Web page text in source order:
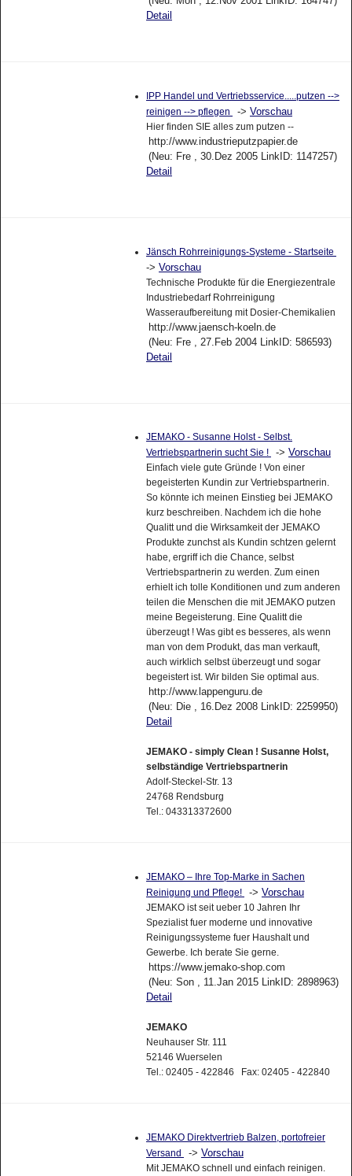
Detail
IPP Handel und Vertriebsservice.....putzen -->
reinigen --> pflegen
-> Vorschau
Hier finden SIE alles zum putzen --
http://www.industrieputzpapier.de
(Neu: Fre , 30.Dez 2005 LinkID: 1147257)
Detail
Jänsch Rohrreinigungs-Systeme - Startseite
-> Vorschau
Technische Produkte für die Energiezentrale
Industriebedarf Rohrreinigung
Wasseraufbereitung mit Dosier-Chemikalien
http://www.jaensch-koeln.de
(Neu: Fre , 27.Feb 2004 LinkID: 586593)
Detail
JEMAKO - Susanne Holst - Selbst.
Vertriebspartnerin sucht Sie !
-> Vorschau
Einfach viele gute Gründe ! Von einer
begeisterten Kundin zur Vertriebspartnerin.
So könnte ich meinen Einstieg bei JEMAKO
kurz beschreiben. Nachdem ich die hohe
Qualitt und die Wirksamkeit der JEMAKO
Produkte zunchst als Kundin schtzen gelernt
habe, ergriff ich die Chance, selbst
Vertriebspartnerin zu werden. Zum einen
erhielt ich tolle Konditionen und zum anderen
teilen die Menschen die mit JEMAKO putzen
meine Begeisterung. Eine Qualitt die
überzeugt ! Was gibt es besseres, als wenn
man von dem Produkt, das man verkauft,
auch wirklich selbst überzeugt und sogar
begeistert ist. Wir bilden Sie optimal aus.
http://www.lappenguru.de
(Neu: Die , 16.Dez 2008 LinkID: 2259950)
Detail
JEMAKO - simply Clean ! Susanne Holst,
selbständige Vertriebspartnerin
Adolf-Steckel-Str. 13
24768 Rendsburg
Tel.: 043313372600
JEMAKO – Ihre Top-Marke in Sachen
Reinigung und Pflege!
-> Vorschau
JEMAKO ist seit ueber 10 Jahren Ihr
Spezialist fuer moderne und innovative
Reinigungssysteme fuer Haushalt und
Gewerbe. Ich berate Sie gerne.
https://www.jemako-shop.com
(Neu: Son , 11.Jan 2015 LinkID: 2898963)
Detail
JEMAKO
Neuhauser Str. 111
52146 Wuerselen
Tel.: 02405 - 422846 Fax: 02405 - 422840
JEMAKO Direktvertrieb Balzen, portofreier
Versand
-> Vorschau
Mit JEMAKO schnell und einfach reinigen.